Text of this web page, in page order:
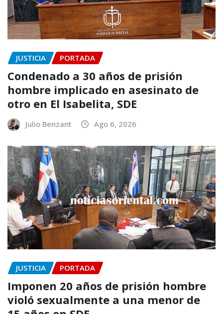
JUSTICIA PORTADA
Condenado a 30 años de prisión
hombre implicado en asesinato de
otro en El Isabelita, SDE
Julio Benzant Ago 6, 2026
JUSTICIA PORTADA
Imponen 20 años de prisión hombre
violó sexualmente a una menor de